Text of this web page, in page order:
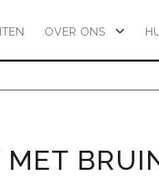
OVER ONS